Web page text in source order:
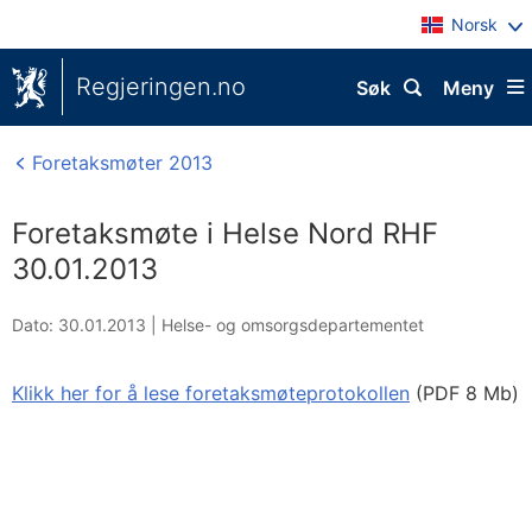
Norsk
Regjeringen.no Meny
Søk
Foretaksmøter 2013
Foretaksmøte i Helse Nord RHF
30.01.2013
Dato: 30.01.2013 Helse- og omsorgsdepartementet
Klikk her for å lese foretaksmøteprotokollen (PDF 8 Mb)